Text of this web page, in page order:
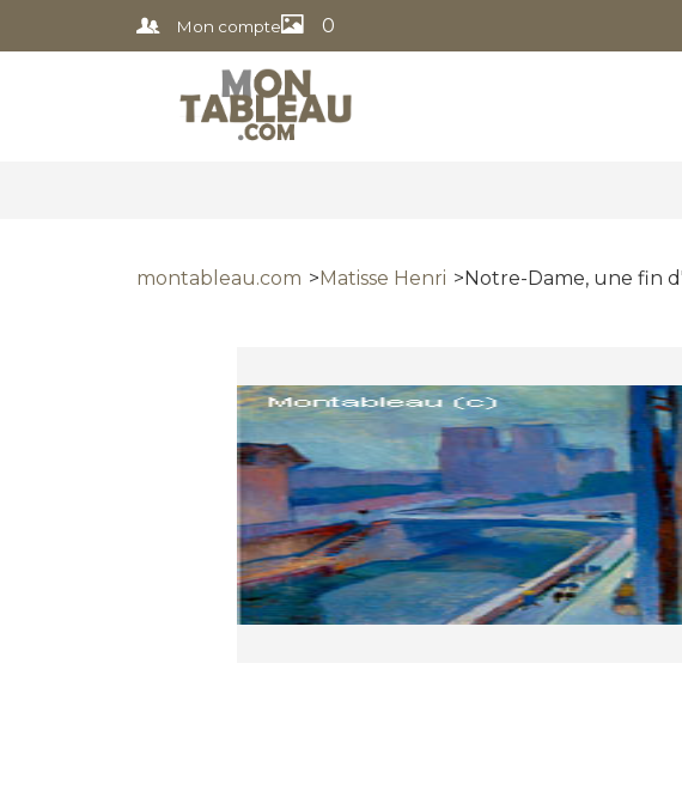
Mon compte 0
montableau.com Matisse Henri Notre-Dame, une fin